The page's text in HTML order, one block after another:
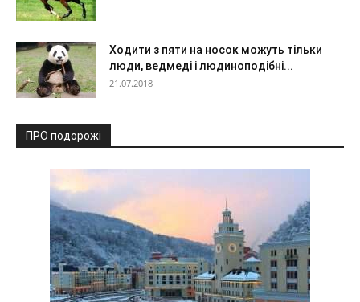
Ходити з пяти на носок можуть тільки
люди, ведмеді і людиноподібні...
21.07.2018
ПРО подорожі